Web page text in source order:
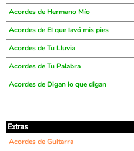
Acordes de Hermano Mío
Acordes de El que lavó mis pies
Acordes de Tu Lluvia
Acordes de Tu Palabra
Acordes de Digan lo que digan
Extras
Acordes de Guitarra